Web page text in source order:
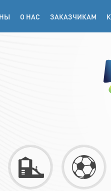
О НАС ЗАКАЗЧИКАМ